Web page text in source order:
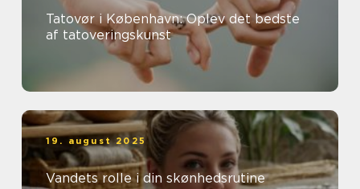
Tatovør i København: Oplev det bedste
af tatoveringskunst
19. august 2025
Vandets rolle i din skønhedsrutine